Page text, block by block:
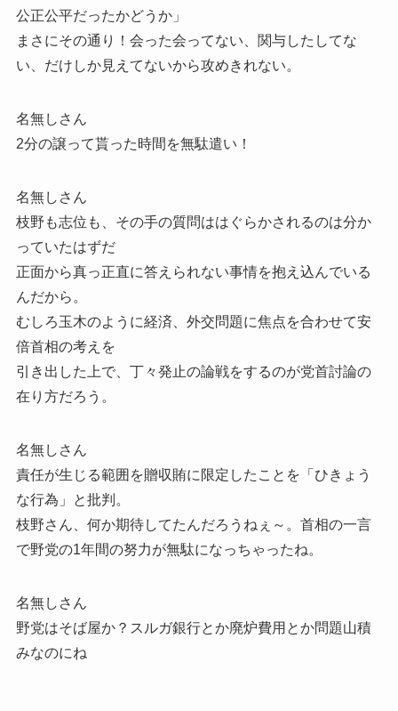
公正公平だったかどうか」
まさにその通り！会った会ってない、関与したしてな
い、だけしか見えてないから攻めきれない。
名無しさん
2分の譲って貰った時間を無駄遣い！
名無しさん
枝野も志位も、その手の質問ははぐらかされるのは分か
っていたはずだ
正面から真っ正直に答えられない事情を抱え込んでいる
んだから。
むしろ玉木のように経済、外交問題に焦点を合わせて安
倍首相の考えを
引き出した上で、丁々発止の論戦をするのが党首討論の
在り方だろう。
名無しさん
責任が生じる範囲を贈収賄に限定したことを「ひきょう
な行為」と批判。
枝野さん、何か期待してたんだろうねぇ～。首相の一言
で野党の1年間の努力が無駄になっちゃったね。
名無しさん
野党はそば屋か？スルガ銀行とか廃炉費用とか問題山積
みなのにね